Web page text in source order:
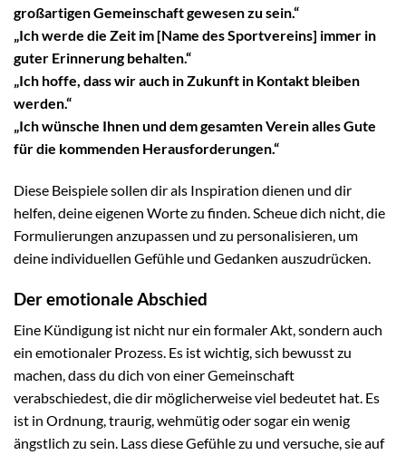
großartigen Gemeinschaft gewesen zu sein.“
„Ich werde die Zeit im [Name des Sportvereins] immer in
guter Erinnerung behalten.“
„Ich hoffe, dass wir auch in Zukunft in Kontakt bleiben
werden.“
„Ich wünsche Ihnen und dem gesamten Verein alles Gute
für die kommenden Herausforderungen.“
Diese Beispiele sollen dir als Inspiration dienen und dir
helfen, deine eigenen Worte zu finden. Scheue dich nicht, die
Formulierungen anzupassen und zu personalisieren, um
deine individuellen Gefühle und Gedanken auszudrücken.
Der emotionale Abschied
Eine Kündigung ist nicht nur ein formaler Akt, sondern auch
ein emotionaler Prozess. Es ist wichtig, sich bewusst zu
machen, dass du dich von einer Gemeinschaft
verabschiedest, die dir möglicherweise viel bedeutet hat. Es
ist in Ordnung, traurig, wehmütig oder sogar ein wenig
ängstlich zu sein. Lass diese Gefühle zu und versuche, sie auf